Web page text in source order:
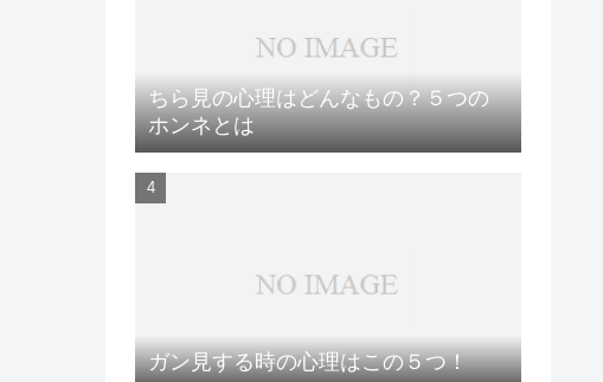
ちら見の心理はどんなもの？５つの
ホンネとは
ガン見する時の心理はこの５つ！